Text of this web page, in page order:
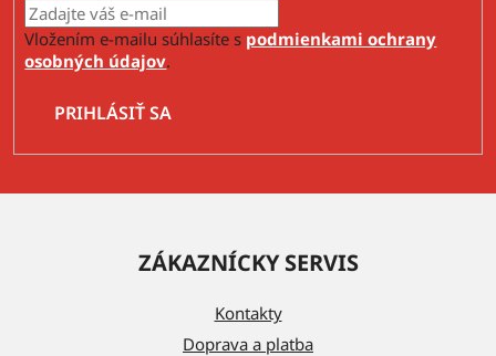
Vložením e-mailu súhlasíte s podmienkami ochrany
osobných údajov.
PRIHLÁSIŤ SA
ZÁKAZNÍCKY SERVIS
Kontakty
Doprava a platba